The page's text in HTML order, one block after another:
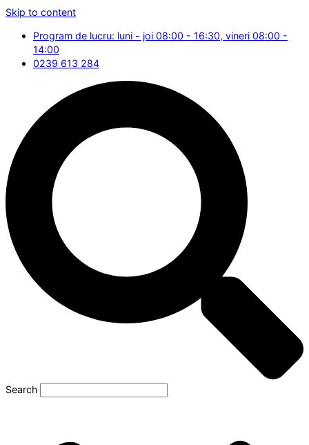
Skip to content
Program de lucru: luni - joi 08:00 - 16:30, vineri 08:00 -
14:00
0239 613 284
Search